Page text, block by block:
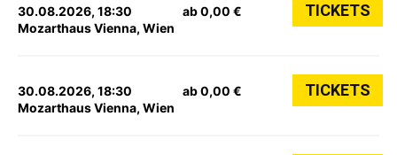
30.08.2026, 18:30
Mozarthaus Vienna, Wien
ab 0,00 € TICKETS
30.08.2026, 18:30
Mozarthaus Vienna, Wien
ab 0,00 € TICKETS